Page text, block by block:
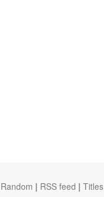
Random | RSS feed | Titles